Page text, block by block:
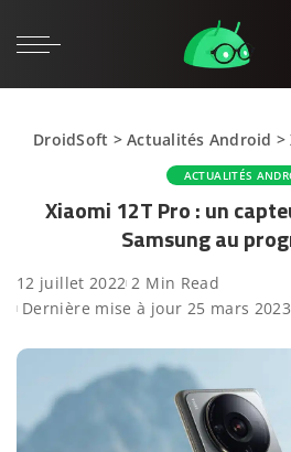
DroidSoft >Actualités Android >
ACTUALITÉS
Xiaomi 12T Pro : un
Samsung au
12 juillet 2022 2 Min Read
Dernière mise à jour 25 mars 2023